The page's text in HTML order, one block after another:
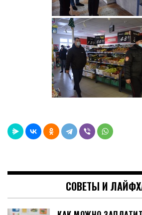
СОВЕТЫ И